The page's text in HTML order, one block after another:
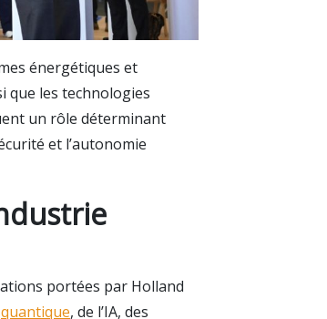
énergétiques et
que les technologies
un rôle déterminant
et l’autonomie
portées par Holland
quantique, de l’IA, des